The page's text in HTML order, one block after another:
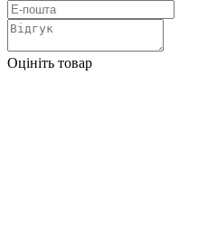
Оцініть товар